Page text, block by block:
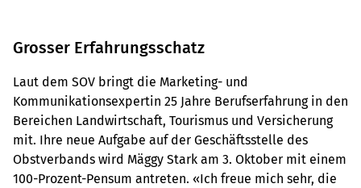
Grosser Erfahrungsschatz
Laut dem SOV bringt die Marketing- und
Kommunikationsexpertin 25 Jahre Berufserfahrung in den
Bereichen Landwirtschaft, Tourismus und Versicherung
mit. Ihre neue Aufgabe auf der Geschäftsstelle des
Obstverbands wird Mäggy Stark am 3. Oktober mit einem
100-Prozent-Pensum antreten. «Ich freue mich sehr, die